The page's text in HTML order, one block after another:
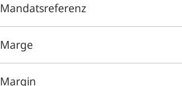
Mandatsreferenz
Marge
Margin